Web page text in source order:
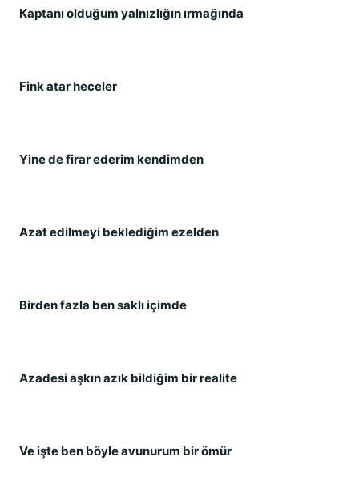
Kaptanı olduğum yalnızlığın ırmağında
Fink atar heceler
Yine de firar ederim kendimden
Azat edilmeyi beklediğim ezelden
Birden fazla ben saklı içimde
Azadesi aşkın azık bildiğim bir realite
Ve işte ben böyle avunurum bir ömür